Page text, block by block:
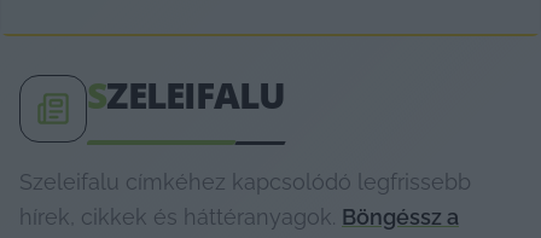
SZELEIFALU
Szeleifalu címkéhez kapcsolódó legfrissebb
hírek, cikkek és háttéranyagok. Böngéssz a